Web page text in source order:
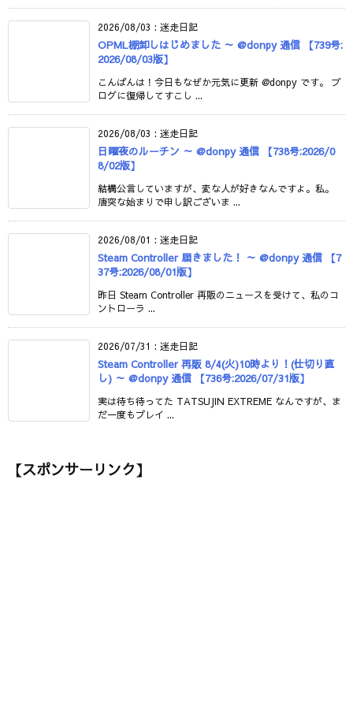
2026/08/03 : 迷走日記
OPML棚卸しはじめました ～ @donpy 通信 【739号:
2026/08/03版】
こんばんは！今日もなぜか元気に更新 @donpy です。 ブ
ログに復帰してすこし ...
2026/08/03 : 迷走日記
日曜夜のルーチン ～ @donpy 通信 【738号:2026/0
8/02版】
結構公言していますが、変な人が好きなんですよ。私。
唐突な始まりで申し訳ございま ...
2026/08/01 : 迷走日記
Steam Controller 届きました！ ～ @donpy 通信 【7
37号:2026/08/01版】
昨日 Steam Controller 再販のニュースを受けて、私のコ
ントローラ ...
2026/07/31 : 迷走日記
Steam Controller 再販 8/4(火)10時より！(仕切り直
し) ～ @donpy 通信 【736号:2026/07/31版】
実は待ち待ってた TATSUJIN EXTREME なんですが、ま
だ一度もプレイ ...
【スポンサーリンク】